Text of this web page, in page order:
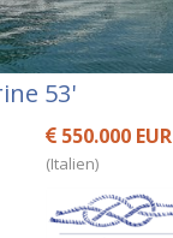
53'
550.000 EUR
(Italien)